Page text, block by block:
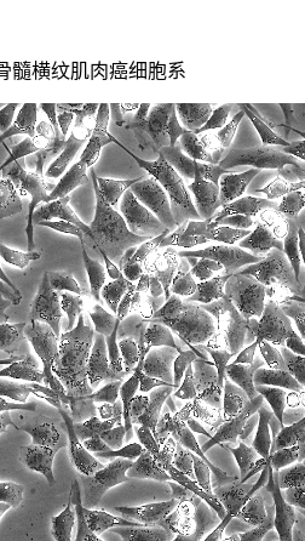
髓横纹肌肉癌细胞系